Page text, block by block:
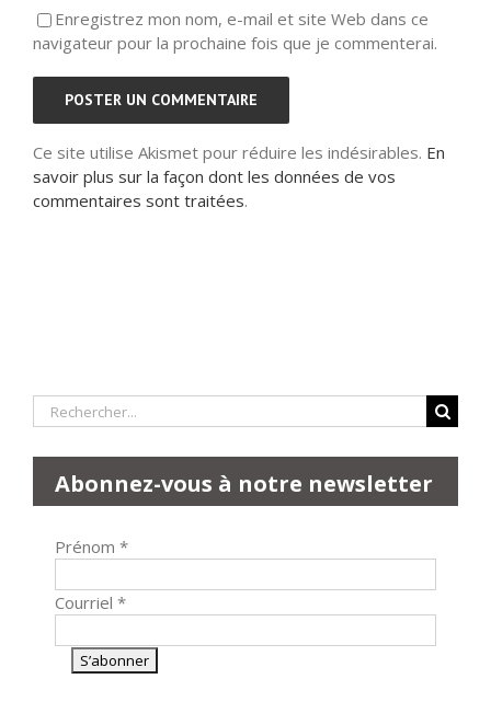
Enregistrez mon nom, e-mail et site Web dans ce
navigateur pour la prochaine fois que je commenterai.
Ce site utilise Akismet pour réduire les indésirables. En
savoir plus sur la façon dont les données de vos
commentaires sont traitées.
Rechercher:
Abonnez-vous à notre newsletter
Prénom *
Courriel *